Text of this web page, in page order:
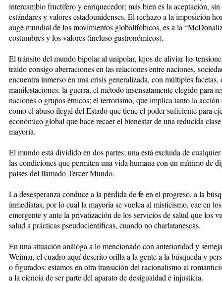
intercambio fructífero y enriquecedor; más bien es la aceptación,
estándares y valores estadounidenses. El rechazo a la imposición
auge mundial de los movimientos globalifóbicos, es a la
costumbres y los valores (incluso gastronómicos).
El tránsito del mundo bipolar al unipolar, lejos de aliviar las
traído consigo aberraciones en las relaciones entre naciones,
encuentra inmerso en una crisis generalizada, con múltiples
manifestaciones: la guerra, el método insensatamente elegido para
naciones o grupos étnicos; el terrorismo, que implica tanto la
como el abuso ilegal del Estado que tiene el poder suficiente para
económico global que hace recaer el bienestar de una reducida
mayoría.
El mundo está dividido en dos partes; una está excluida de
las condiciones que permiten una vida humana con un mínimo de
países del llamado Tercer Mundo.
La desesperanza conduce a la pérdida de fe en el progreso, a la
inmediatas, por lo cual la mayoría se vuelca al misticismo, cae en
emergente y ante la privatización de los servicios de salud que los
salud a prácticas pseudocientíficas, cuando no charlatanescas.
En una situación análoga a lo mencionado con anterioridad y
Weimar, el cuadro aquí descrito orilla a la gente a la búsqueda y
o figurados: estamos en otra transición del racionalismo al
a la ciencia de ser parte del aparato de desigualdad e injusticia.